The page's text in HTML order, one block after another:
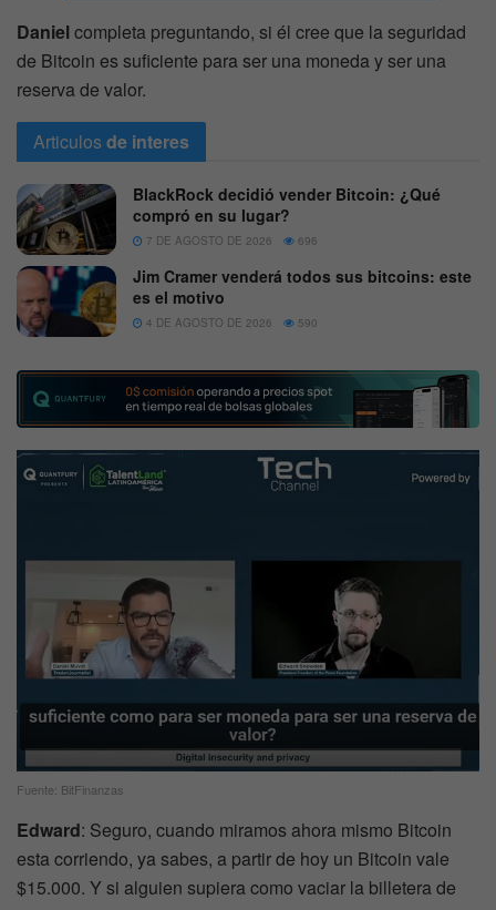
Danielcompleta preguntando, si él cree que la seguridad
de Bitcoin es suficiente para ser una moneda y ser una
reserva de valor.
Articulosde interes
BlackRock decidió vender Bitcoin: ¿Qué
compró en su lugar?
7 DE AGOSTO DE 2026 696
Jim Cramer venderá todos sus bitcoins: este
es el motivo
4 DE AGOSTO DE 2026 590
Fuente: BitFinanzas
Edward: Seguro, cuando miramos ahora mismo Bitcoin
esta corriendo, ya sabes, a partir de hoy un Bitcoin vale
$15.000. Y si alguien supiera como vaciar la billetera de